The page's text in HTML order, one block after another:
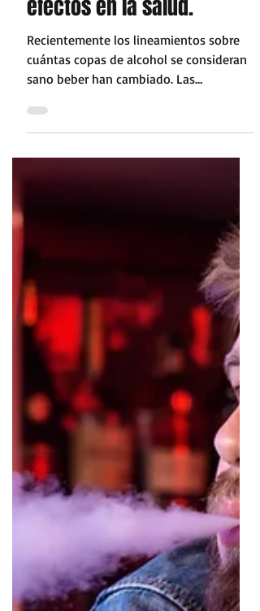
¿Cuánto alcohol es
bueno? Lo que ahora
sabemos del alcohol y sus
efectos en la salud.
Recientemente los lineamientos sobre
cuántas copas de alcohol se consideran
sano beber han cambiado. Las